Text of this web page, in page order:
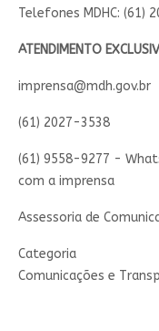
Telefones MDHC: (61)
ATENDIMENTO
imprensa@mdh.gov.br
(61) 2027-3538
(61) 9558-9277 -
com a imprensa
Assessoria de
Categoria
Comunicações e